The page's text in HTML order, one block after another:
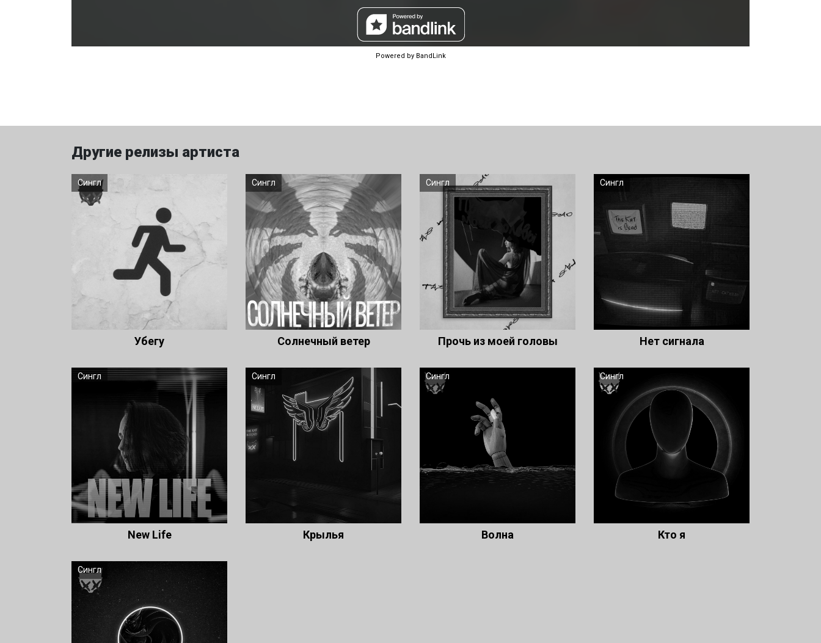
Powered by BandLink
Другие релизы артиста
Сингл
Убегу
Сингл
Солнечный ветер
Сингл
Прочь из моей головы
Сингл
Нет сигнала
Сингл
New Life
Сингл
Крылья
Сингл
Волна
Сингл
Кто я
Сингл